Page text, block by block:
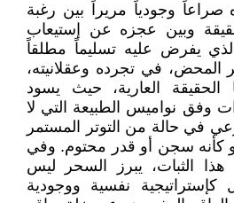
وجودياً مريراً بين رغبة
وبين عجزه عن إستيعاب
يفرض عليه تسليماً مطلقاً
المحض، في تجرده وعقلانيته،
الحقيقة العارية، حيث يسود
وفق نواميس الطبيعة التي لا
في حالة من التوتر المستمر
كأنه سجن أو قدر محتوم. وفي
هذا الثبات، يبرز السحر ليس
كإستراتيجية نفسية ووجودية